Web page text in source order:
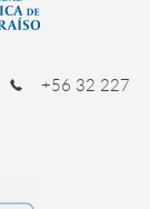
+56 32 227